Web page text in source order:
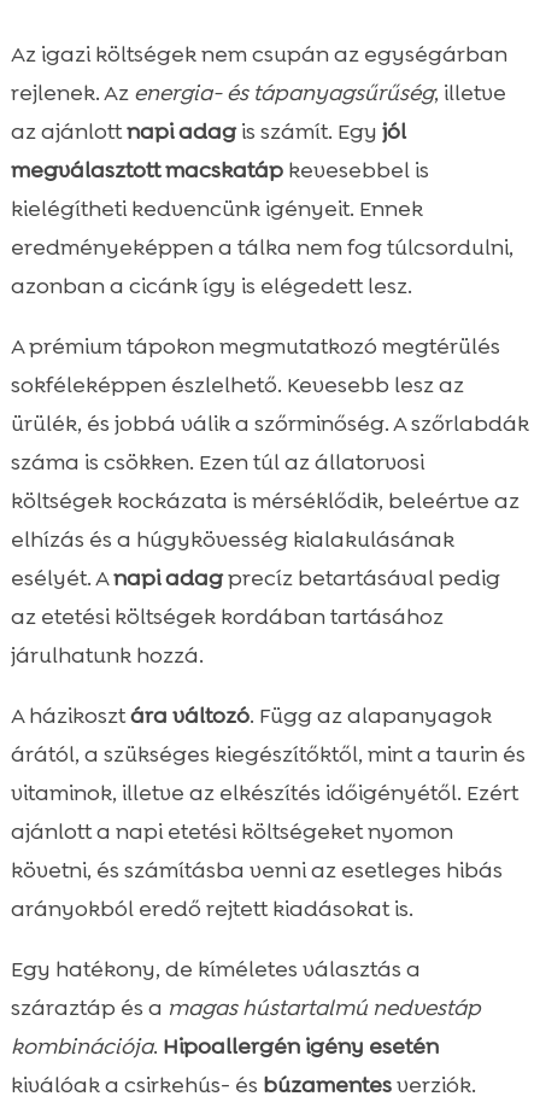
Az igazi költségek nem csupán az egységárban
rejlenek. Az energia- és tápanyagsűrűség, illetve
az ajánlottnapi adagis számít. Egy jól
megválasztott macskatápkevesebbel is
kielégítheti kedvencünk igényeit. Ennek
eredményeképpen a tálka nem fog túlcsordulni,
azonban a cicánk így is elégedett lesz.
A prémium tápokon megmutatkozó megtérülés
sokféleképpen észlelhető. Kevesebb lesz az
ürülék, és jobbá válik a szőrminőség. A szőrlabdák
száma is csökken. Ezen túl az állatorvosi
költségek kockázata is mérséklődik, beleértve az
elhízás és a húgykövesség kialakulásának
esélyét. Anapi adagprecíz betartásával pedig
az etetési költségek kordában tartásához
járulhatunk hozzá.
A házikosztára változó. Függ az alapanyagok
árától, a szükséges kiegészítőktől, mint a taurin és
vitaminok, illetve az elkészítés időigényétől. Ezért
ajánlott a napi etetési költségeket nyomon
követni, és számításba venni az esetleges hibás
arányokból eredő rejtett kiadásokat is.
Egy hatékony, de kíméletes választás a
száraztáp és a magas hústartalmú nedvestáp
kombinációja. Hipoallergén igény esetén
kiválóak a csirkehús- és búzamentesverziók.